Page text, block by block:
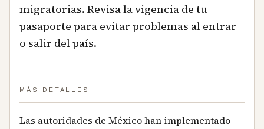
migratorias. Revisa la vigencia de tu
pasaporte para evitar problemas al entrar
o salir del país.
MÁS DETALLES
Las autoridades de México han implementado